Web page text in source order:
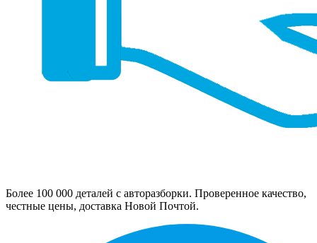
Более 100 000 деталей с авторазборки. Проверенное качество,
честные цены, доставка Новой Почтой.